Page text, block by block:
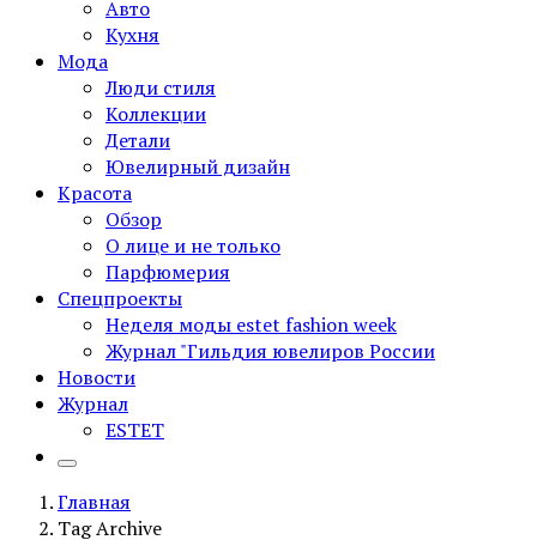
Авто
Кухня
Мода
Люди стиля
Коллекции
Детали
Ювелирный дизайн
Красота
Обзор
О лице и не только
Парфюмерия
Спецпроекты
Неделя моды estet fashion week
Журнал "Гильдия ювелиров России
Новости
Журнал
ESTET
Главная
Tag Archive